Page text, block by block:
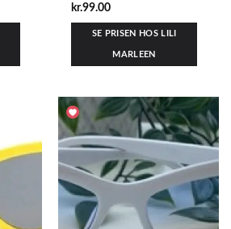
kr.99.00
SE PRISEN HOS LILI
MARLEEN